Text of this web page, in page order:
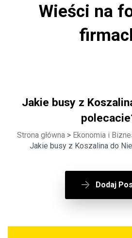
Wieści na
Jakie busy z
Strona główna> Ekonomia i
Jakie busy z Koszalina do
Dodaj